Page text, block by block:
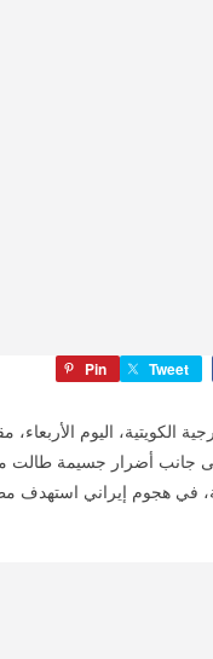
Tweet
Pin
الكويتية، اليوم
جانب أضرار جسيمة طالت
في هجوم إيراني استهدف